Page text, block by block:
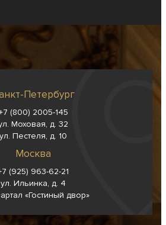
Петербург
(800) 2005-145
Моховая, д. 32
ул. Пестеля, д. 10
Москва
(925) 963-62-21
ул. Ильинка, д. 4
«Гостиный двор»